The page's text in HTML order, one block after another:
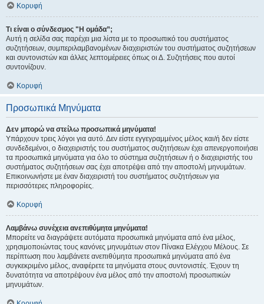
Κορυφή
Τι είναι ο σύνδεσμος "Η ομάδα”;
Αυτή η σελίδα σας παρέχει μια λίστα με το προσωπικό του συστήματος
συζητήσεων, συμπεριλαμβανομένων διαχειριστών του συστήματος συζητήσεων
και συντονιστών και άλλες λεπτομέρειες όπως οι Δ. Συζητήσεις που αυτοί
συντονίζουν.
Κορυφή
Προσωπικά Μηνύματα
Δεν μπορώ να στείλω προσωπικά μηνύματα!
Υπάρχουν τρεις λόγοι για αυτό. Δεν είστε εγγεγραμμένος μέλος και/ή δεν είστε
συνδεδεμένοι, ο διαχειριστής του συστήματος συζητήσεων έχει απενεργοποιήσει
τα προσωπικά μηνύματα για όλο το σύστημα συζητήσεων ή ο διαχειριστής του
συστήματος συζητήσεων σας έχει αποτρέψει από την αποστολή μηνυμάτων.
Επικοινωνήστε με έναν διαχειριστή του συστήματος συζητήσεων για
περισσότερες πληροφορίες.
Κορυφή
Λαμβάνω συνέχεια ανεπιθύμητα μηνύματα!
Μπορείτε να διαγράψετε αυτόματα προσωπικά μηνύματα από ένα μέλος,
χρησιμοποιώντας τους κανόνες μηνυμάτων στον Πίνακα Ελέγχου Μέλους. Σε
περίπτωση που λαμβάνετε ανεπιθύμητα προσωπικά μηνύματα από ένα
συγκεκριμένο μέλος, αναφέρετε τα μηνύματα στους συντονιστές. Έχουν τη
δυνατότητα να αποτρέψουν ένα μέλος από την αποστολή προσωπικών
μηνυμάτων.